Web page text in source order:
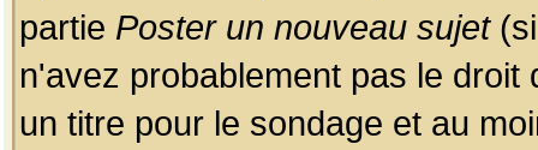
partie Poster un nouveau sujet(si
n'avez probablement pas le
un titre pour le sondage et au